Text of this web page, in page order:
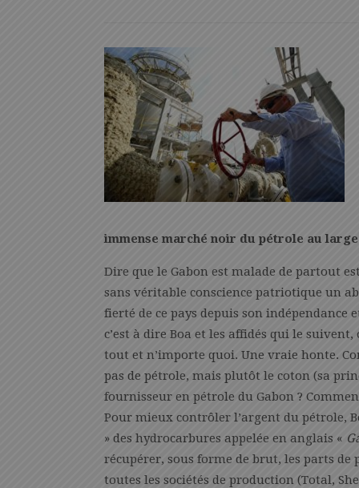
immense marché noir du pétrole au
Dire que le Gabon est malade de partout
sans véritable conscience patriotique un
fierté de ce pays depuis son
c’est à dire Boa et les affidés qui le
tout et n’importe quoi. Une vraie honte.
pas de pétrole, mais plutôt le coton (sa
fournisseur en pétrole du Gabon ?
Pour mieux contrôler l’argent du pétrole,
» des hydrocarbures appelée en anglais «
récupérer, sous forme de brut, les parts
toutes les sociétés de production (Total,